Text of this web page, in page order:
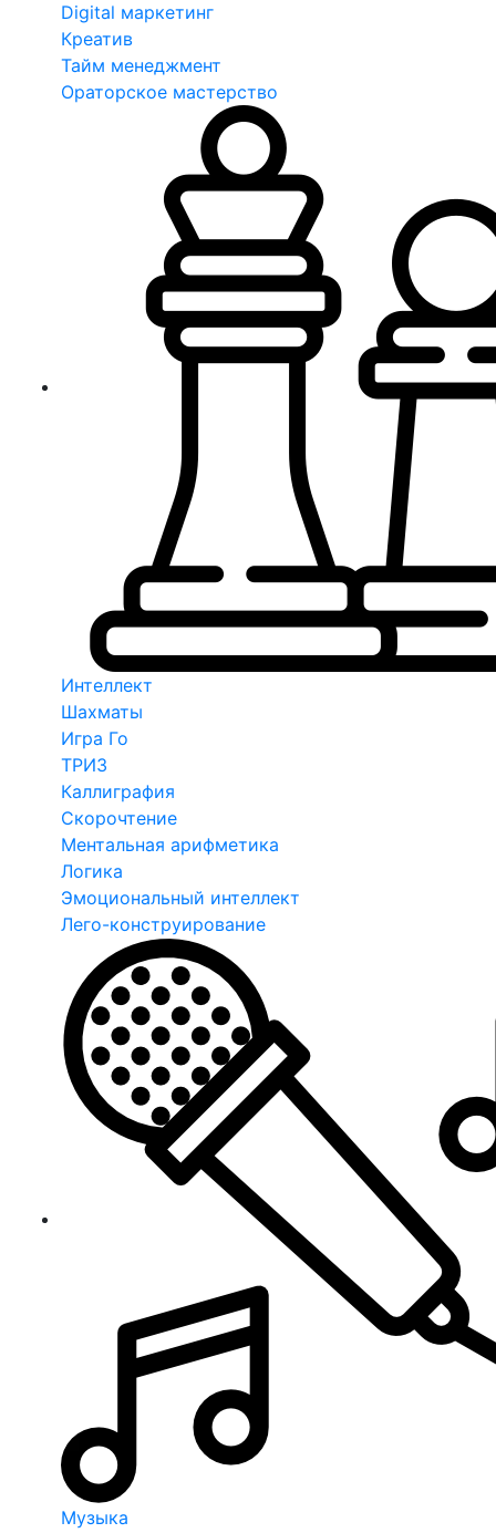
Digital маркетинг
Креатив
Тайм менеджмент
Ораторское мастерство
Интеллект
Шахматы
Игра Го
ТРИЗ
Каллиграфия
Скорочтение
Ментальная арифметика
Логика
Эмоциональный интеллект
Лего-конструирование
Музыка